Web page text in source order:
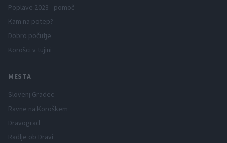
Poplave 2023 - pomoč
Kam na potep?
Dobro počutje
Korošci v tujini
MESTA
Slovenj Gradec
Ravne na Koroškem
Dravograd
Radlje ob Dravi